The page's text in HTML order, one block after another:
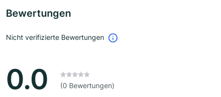
Bewertungen
Nicht verifizierte Bewertungen
0.0 (0 Bewertungen)